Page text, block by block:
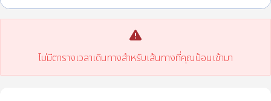
ไม่มีตารางเวลาเดินทางสำหรับเส้นทางที่คุณป้อนเข้ามา